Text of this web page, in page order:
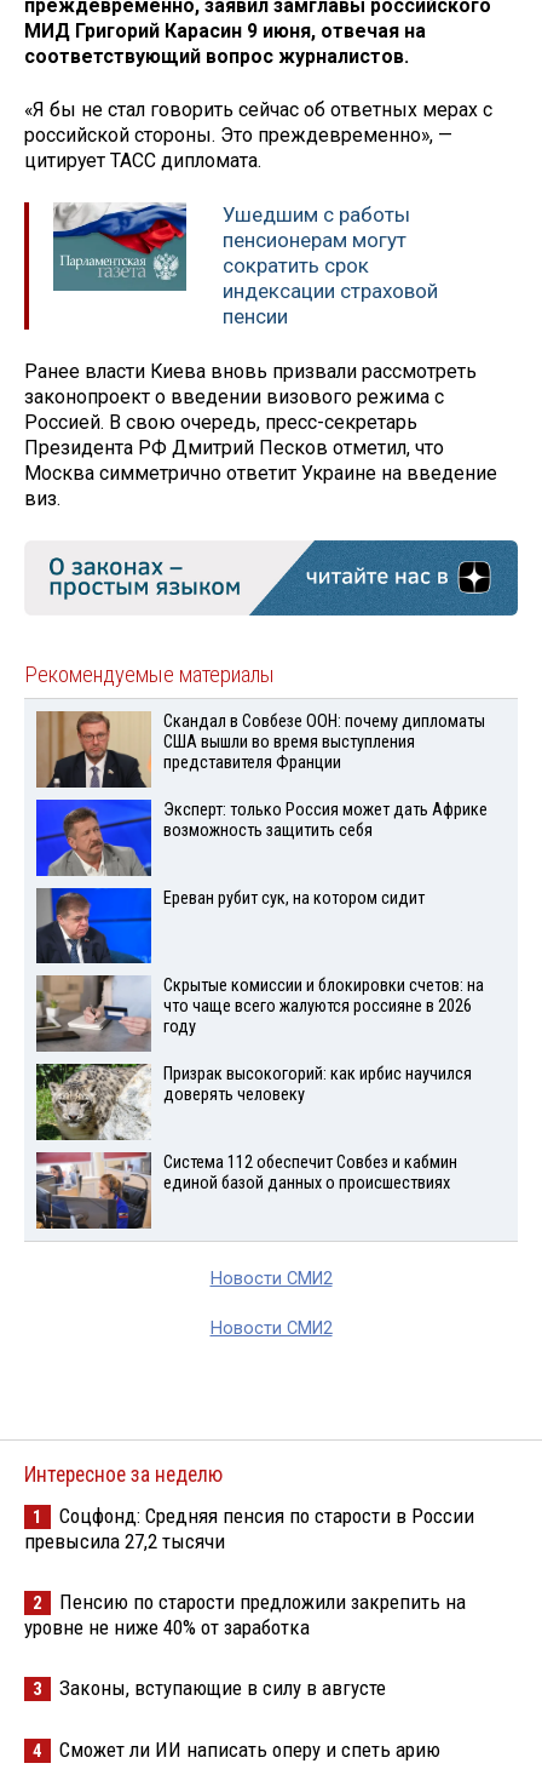
преждевременно, заявил замглавы российского
МИД Григорий Карасин 9 июня, отвечая на
соответствующий вопрос журналистов.
«Я бы не стал говорить сейчас об ответных мерах с
российской стороны. Это преждевременно», —
цитирует ТАСС дипломата.
Ушедшим с работы
пенсионерам могут
сократить срок
индексации страховой
пенсии
Ранее власти Киева вновь призвали рассмотреть
законопроект о введении визового режима с
Россией. В свою очередь, пресс-секретарь
Президента РФ Дмитрий Песков отметил, что
Москва симметрично ответит Украине на введение
виз.
Рекомендуемые материалы
Скандал в Совбезе ООН: почему дипломаты
США вышли во время выступления
представителя Франции
Эксперт: только Россия может дать Африке
возможность защитить себя
Ереван рубит сук, на котором сидит
Скрытые комиссии и блокировки счетов: на
что чаще всего жалуются россияне в 2026
году
Призрак высокогорий: как ирбис научился
доверять человеку
Система 112 обеспечит Совбез и кабмин
единой базой данных о происшествиях
Новости СМИ2
Новости СМИ2
Интересное за неделю
1
Соцфонд: Средняя пенсия по старости в России
превысила 27,2 тысячи
2
Пенсию по старости предложили закрепить на
уровне не ниже 40% от заработка
3 Законы, вступающие в силу в августе
4 Сможет ли ИИ написать оперу и спеть арию